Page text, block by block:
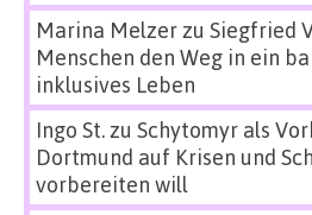
Marina Melzerzu Siegfried
Menschen den Weg in ein
inklusives Leben
Ingo St.zu Schytomyr als
Dortmund auf Krisen und
vorbereiten will